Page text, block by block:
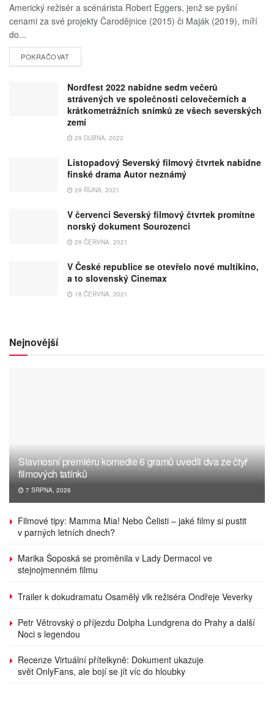
Americký režisér a scénárista Robert Eggers, jenž se pyšní
cenami za své projekty Čarodějnice (2015) či Maják (2019), míří
do...
POKRAČOVAT
Nordfest 2022 nabídne sedm večerů
strávených ve společnosti celovečerních a
krátkometrážních snímků ze všech severských
zemí
29 DUBNA, 2022
Listopadový Severský filmový čtvrtek nabídne
finské drama Autor neznámý
29 ŘÍJNA, 2021
V červenci Severský filmový čtvrtek promítne
norský dokument Sourozenci
29 ČERVNA, 2021
V České republice se otevřelo nové multikino,
a to slovenský Cinemax
18 ČERVNA, 2021
Nejnovější
Slavnosní premiéru komedie 6 gramů uvedli dva ze čtyř
filmových tatínků
7 SRPNA, 2026
Filmové tipy: Mamma Mia! Nebo Čelisti – jaké filmy si pustit
v parných letních dnech?
Marika Šoposká se proměnila v Lady Dermacol ve
stejnojmenném filmu
Trailer k dokudramatu Osamělý vlk režiséra Ondřeje Veverky
Petr Větrovský o příjezdu Dolpha Lundgrena do Prahy a další
Noci s legendou
Recenze Virtuální přítelkyně: Dokument ukazuje
svět OnlyFans, ale bojí se jít víc do hloubky